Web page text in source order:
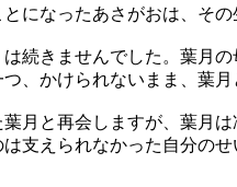
になったあさがおは、そ
続きませんでした。葉月
、かけられないまま、葉月
月と再会しますが、葉月
は支えられなかった自分の